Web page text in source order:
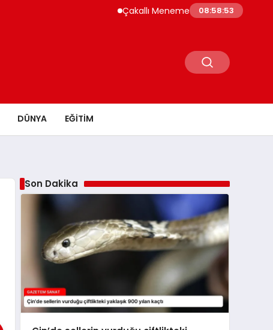
Çakallı Menemeni Neden Meşhur?
08:58:54
DÜNYA EĞITIM
Son Dakika